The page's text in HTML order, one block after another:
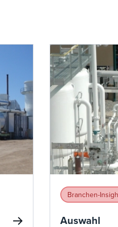
Branchen-
Auswahl